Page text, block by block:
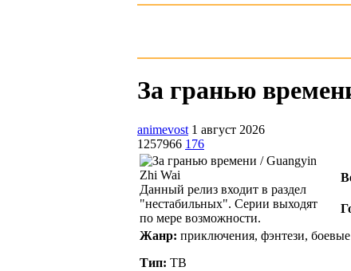
За гранью
animevost 1 август 2026
1257966 176
Данный релиз входит в раздел
"нестабильных". Серии выходят
по мере возможности.
Жанр: приключения, фэнтези, боевые
Тип: ТВ